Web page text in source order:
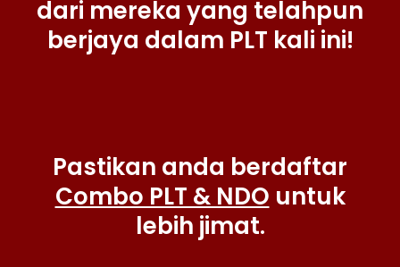
dari mereka yang telahpun
berjaya dalam PLT kali ini!
Pastikan anda berdaftar
Combo PLT & NDO untuk
lebih jimat.